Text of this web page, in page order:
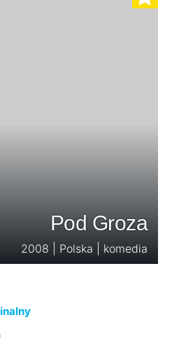
Pod Groza
2008 | Polska | komedia